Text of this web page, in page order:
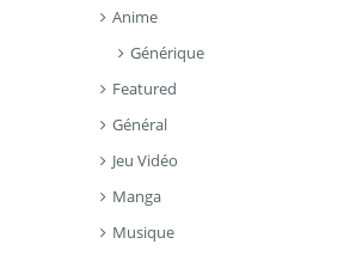
Anime
Générique
Featured
Général
Jeu Vidéo
Manga
Musique